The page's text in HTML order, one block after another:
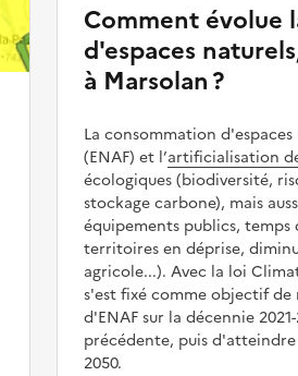
Comment évolue
d'espaces
à Marsolan ?
La consommation
(ENAF) et l’artificialisation
écologiques (biodiversité,
stockage carbone), mais
équipements publics,
territoires en déprise,
agricole...). Avec la loi
s'est fixé comme objectif de
d'ENAF sur la décennie
précédente, puis
2050.